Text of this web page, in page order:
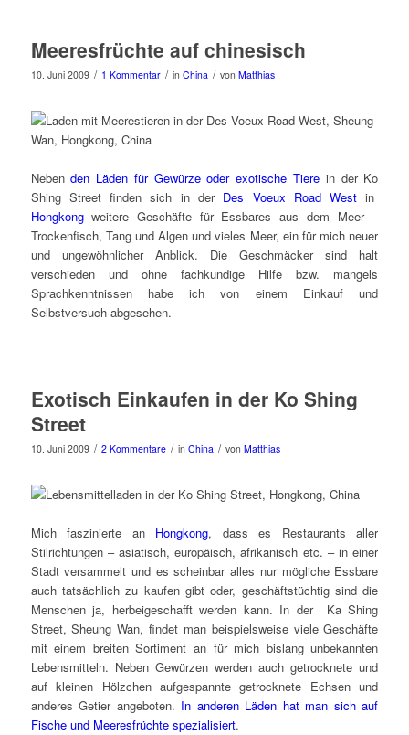
Meeresfrüchte auf chinesisch
10. Juni 2009 / 1 Kommentar / in China / von Matthias
Nebenden Läden für Gewürze oder exotische Tiere in der Ko
Shing Street finden sich in der Des Voeux Road West in
Hongkongweitere Geschäfte für Essbares aus dem Meer –
Trockenfisch, Tang und Algen und vieles Meer, ein für mich neuer
und ungewöhnlicher Anblick. Die Geschmäcker sind halt
verschieden und ohne fachkundige Hilfe bzw. mangels
Sprachkenntnissen habe ich von einem Einkauf und
Selbstversuch abgesehen.
Exotisch Einkaufen in der Ko Shing
Street
10. Juni 2009 / 2 Kommentare / in China / von Matthias
Mich faszinierte an Hongkong, dass es Restaurants aller
Stilrichtungen – asiatisch, europäisch, afrikanisch etc. – in einer
Stadt versammelt und es scheinbar alles nur mögliche Essbare
auch tatsächlich zu kaufen gibt oder, geschäftstüchtig sind die
Menschen ja, herbeigeschafft werden kann. In der Ka Shing
Street, Sheung Wan, findet man beispielsweise viele Geschäfte
mit einem breiten Sortiment an für mich bislang unbekannten
Lebensmitteln. Neben Gewürzen werden auch getrocknete und
auf kleinen Hölzchen aufgespannte getrocknete Echsen und
anderes Getier angeboten. In anderen Läden hat man sich auf
Fische und Meeresfrüchte spezialisiert.